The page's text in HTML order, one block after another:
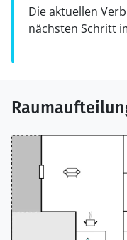
Die aktuellen
nächsten Schritt